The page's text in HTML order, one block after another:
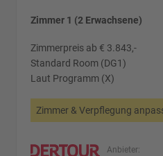
Zimmer 1 (2 Erwachsene)
Zimmerpreis ab € 3.843,-
Standard Room (DG1)
Laut Programm (X)
Zimmer & Verpflegung
Anbieter: